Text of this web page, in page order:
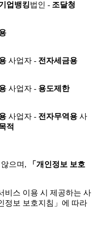
업뱅킹법인 - 조달청
사업자 - 전자세금용
사업자 - 용도제한
사업자 - 전자무역용 사
적
으며,
「개인정보 보호
비스 이용 시 제공하는 사
정보 보호지침」에 따라